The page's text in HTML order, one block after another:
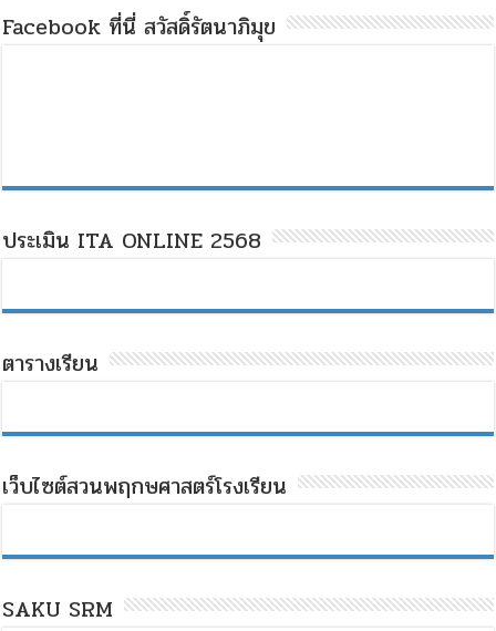
Facebook ที่นี่ สวัสดิ์รัตนาภิมุข
ประเมิน ITA ONLINE 2568
ตารางเรียน
เว็บไซต์สวนพฤกษศาสตร์โรงเรียน
SAKU SRM